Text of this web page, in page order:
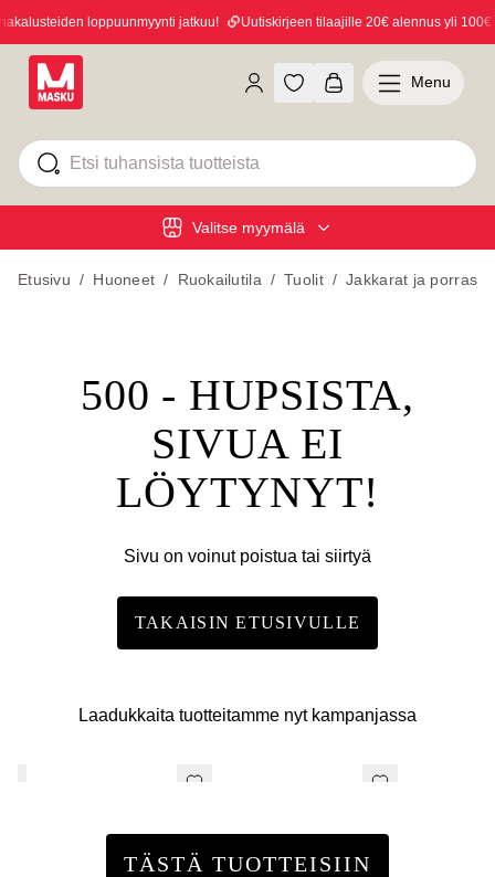
loppuunmyynti jatkuu! Uutiskirjeen tilaajille 20€ alennus yli 100€
Valitse myymälä
Menu
Etusivu / Huoneet / Ruokailutila / Tuolit / Jakkarat ja
500 - HUPSISTA,
SIVUA EI
LÖYTYNYT!
Sivu on voinut poistua tai siirtyä
TAKAISIN ETUSIVULLE
Laadukkaita tuotteitamme nyt kampanjassa
TÄSTÄ TUOTTEISIIN